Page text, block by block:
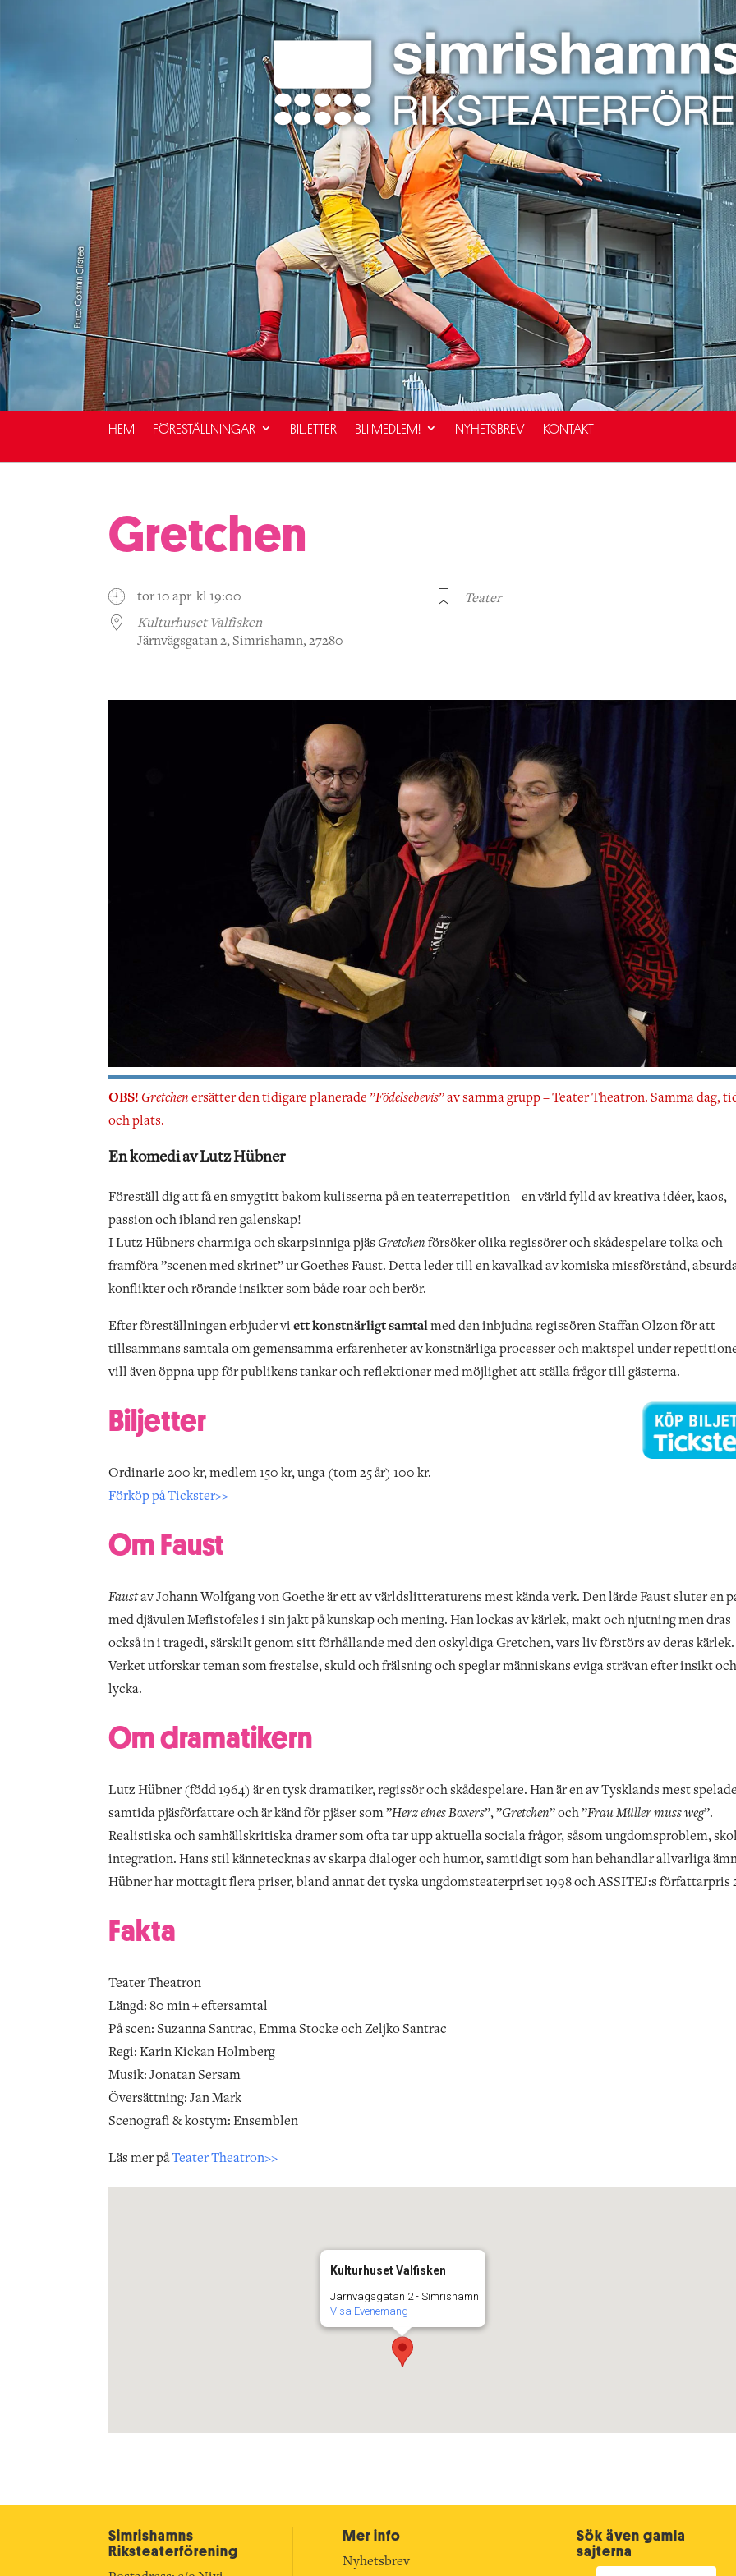
HEM FÖRESTÄLLNINGAR BILJETTER BLI MEDLEM! NYHETSBREV KONTAKT
Gretchen
tor 10 apr kl 19:00
Kulturhuset Valfisken
Järnvägsgatan 2, Simrishamn, 27280
Teater
OBS! Gretchen ersätter den tidigare planerade ”Födelsebevis” av samma grupp – Teater Theatron. Samma dag,
och plats.
En komedi av Lutz Hübner
Föreställ dig att få en smygtitt bakom kulisserna på en teaterrepetition – en värld fylld av kreativa idéer, kaos,
passion och ibland ren galenskap!
I Lutz Hübners charmiga och skarpsinniga pjäs Gretchen försöker olika regissörer och skådespelare tolka och
framföra ”scenen med skrinet” ur Goethes Faust. Detta leder till en kavalkad av komiska missförstånd,
konflikter och rörande insikter som både roar och berör.
Efter föreställningen erbjuder vi ett konstnärligt samtalmed den inbjudna regissören Staffan Olzon för att
tillsammans samtala om gemensamma erfarenheter av konstnärliga processer och maktspel under
vill även öppna upp för publikens tankar och reflektioner med möjlighet att ställa frågor till gästerna.
Biljetter
Ordinarie 200 kr, medlem 150 kr, unga (tom 25 år) 100 kr.
Förköp på Tickster>>
Om Faust
Faustav Johann Wolfgang von Goethe är ett av världslitteraturens mest kända verk. Den lärde Faust sluter en
med djävulen Mefistofeles i sin jakt på kunskap och mening. Han lockas av kärlek, makt och njutning men dras
också in i tragedi, särskilt genom sitt förhållande med den oskyldiga Gretchen, vars liv förstörs av deras kärlek.
Verket utforskar teman som frestelse, skuld och frälsning och speglar människans eviga strävan efter insikt och
lycka.
Om dramatikern
Lutz Hübner (född 1964) är en tysk dramatiker, regissör och skådespelare. Han är en av Tysklands mest spelade
samtida pjäsförfattare och är känd för pjäser som ”Herz eines Boxers”, ”Gretchen” och ”Frau Müller muss weg”.
Realistiska och samhällskritiska dramer som ofta tar upp aktuella sociala frågor, såsom ungdomsproblem,
integration. Hans stil kännetecknas av skarpa dialoger och humor, samtidigt som han behandlar allvarliga
Hübner har mottagit flera priser, bland annat det tyska ungdomsteaterpriset 1998 och ASSITEJ:s författarpris
Fakta
Teater Theatron
Längd: 80 min + eftersamtal
På scen: Suzanna Santrac, Emma Stocke och Zeljko Santrac
Regi: Karin Kickan Holmberg
Musik: Jonatan Sersam
Översättning: Jan Mark
Scenografi & kostym: Ensemblen
Läs mer påTeater Theatron>>
Kulturhuset Valfisken
Järnvägsgatan 2 - Simrishamn
Visa Evenemang
Simrishamns
Riksteater­förening
Mer info
Nyhetsbrev
Sök även gamla
sajterna